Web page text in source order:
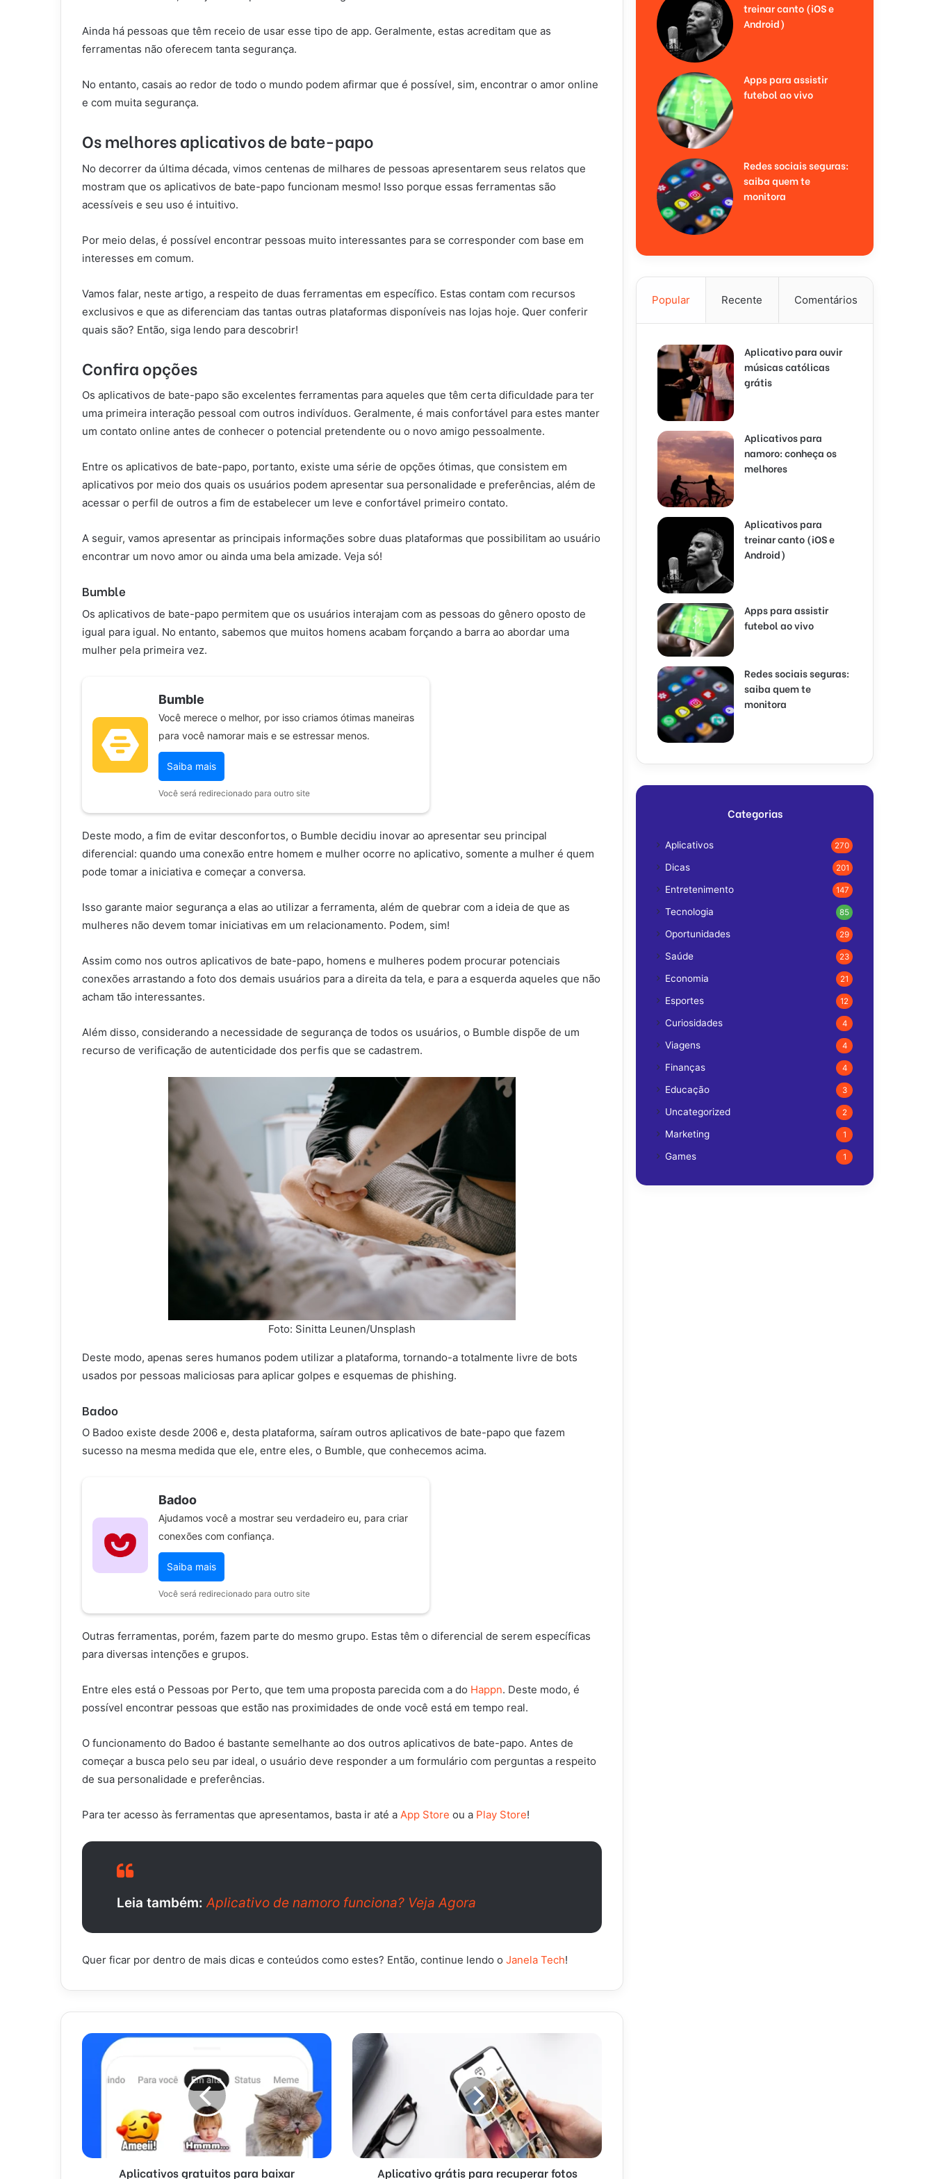
Ainda há pessoas que têm receio de usar esse tipo de app. Geralmente, estas acreditam que as
ferramentas não oferecem tanta segurança.
No entanto, casais ao redor de todo o mundo podem afirmar que é possível, sim, encontrar o amor online
e com muita segurança.
Os melhores aplicativos de bate-papo
No decorrer da última década, vimos centenas de milhares de pessoas apresentarem seus relatos que
mostram que os aplicativos de bate-papo funcionam mesmo! Isso porque essas ferramentas são
acessíveis e seu uso é intuitivo.
Por meio delas, é possível encontrar pessoas muito interessantes para se corresponder com base em
interesses em comum.
Vamos falar, neste artigo, a respeito de duas ferramentas em específico. Estas contam com recursos
exclusivos e que as diferenciam das tantas outras plataformas disponíveis nas lojas hoje. Quer conferir
quais são? Então, siga lendo para descobrir!
Confira opções
Os aplicativos de bate-papo são excelentes ferramentas para aqueles que têm certa dificuldade para ter
uma primeira interação pessoal com outros indivíduos. Geralmente, é mais confortável para estes manter
um contato online antes de conhecer o potencial pretendente ou o novo amigo pessoalmente.
Entre os aplicativos de bate-papo, portanto, existe uma série de opções ótimas, que consistem em
aplicativos por meio dos quais os usuários podem apresentar sua personalidade e preferências, além de
acessar o perfil de outros a fim de estabelecer um leve e confortável primeiro contato.
A seguir, vamos apresentar as principais informações sobre duas plataformas que possibilitam ao usuário
encontrar um novo amor ou ainda uma bela amizade. Veja só!
Bumble
Os aplicativos de bate-papo permitem que os usuários interajam com as pessoas do gênero oposto de
igual para igual. No entanto, sabemos que muitos homens acabam forçando a barra ao abordar uma
mulher pela primeira vez.
Bumble
Você merece o melhor, por isso criamos ótimas maneiras
para você namorar mais e se estressar menos.
Saiba mais
Você será redirecionado para outro site
Deste modo, a fim de evitar desconfortos, o Bumble decidiu inovar ao apresentar seu principal
diferencial: quando uma conexão entre homem e mulher ocorre no aplicativo, somente a mulher é quem
pode tomar a iniciativa e começar a conversa.
Isso garante maior segurança a elas ao utilizar a ferramenta, além de quebrar com a ideia de que as
mulheres não devem tomar iniciativas em um relacionamento. Podem, sim!
Assim como nos outros aplicativos de bate-papo, homens e mulheres podem procurar potenciais
conexões arrastando a foto dos demais usuários para a direita da tela, e para a esquerda aqueles que não
acham tão interessantes.
Além disso, considerando a necessidade de segurança de todos os usuários, o Bumble dispõe de um
recurso de verificação de autenticidade dos perfis que se cadastrem.
Foto: Sinitta Leunen/Unsplash
Deste modo, apenas seres humanos podem utilizar a plataforma, tornando-a totalmente livre de bots
usados por pessoas maliciosas para aplicar golpes e esquemas de phishing.
Badoo
O Badoo existe desde 2006 e, desta plataforma, saíram outros aplicativos de bate-papo que fazem
sucesso na mesma medida que ele, entre eles, o Bumble, que conhecemos acima.
Badoo
Ajudamos você a mostrar seu verdadeiro eu, para criar
conexões com confiança.
Saiba mais
Você será redirecionado para outro site
Outras ferramentas, porém, fazem parte do mesmo grupo. Estas têm o diferencial de serem específicas
para diversas intenções e grupos.
Entre eles está o Pessoas por Perto, que tem uma proposta parecida com a do Happn. Deste modo, é
possível encontrar pessoas que estão nas proximidades de onde você está em tempo real.
O funcionamento do Badoo é bastante semelhante ao dos outros aplicativos de bate-papo. Antes de
começar a busca pelo seu par ideal, o usuário deve responder a um formulário com perguntas a respeito
de sua personalidade e preferências.
Para ter acesso às ferramentas que apresentamos, basta ir até a App Store ou a Play Store!
Leia também: Aplicativo de namoro funciona? Veja Agora
Quer ficar por dentro de mais dicas e conteúdos como estes? Então, continue lendo o Janela Tech!
Aplicativos gratuitos para baixar Aplicativo grátis para recuperar fotos
treinar canto (iOS e
Android)
Apps para assistir
futebol ao vivo
Redes sociais seguras:
saiba quem te
monitora
Popular Recente Comentários
Aplicativo para ouvir
músicas católicas
grátis
Aplicativos para
namoro: conheça os
melhores
Aplicativos para
treinar canto (iOS e
Android)
Apps para assistir
futebol ao vivo
Redes sociais seguras:
saiba quem te
monitora
Categorias
Aplicativos 270
Dicas 201
Entretenimento 147
Tecnologia 85
Oportunidades 29
Saúde 23
Economia 21
Esportes 12
Curiosidades 4
Viagens 4
Finanças 4
Educação 3
Uncategorized 2
Marketing 1
Games 1